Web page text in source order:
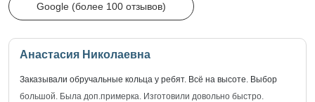
Google (более 100 отзывов)
Анастасия Николаевна
Заказывали обручальные кольца у ребят. Всё на высоте. Выбор
большой. Была доп.примерка. Изготовили довольно быстро.